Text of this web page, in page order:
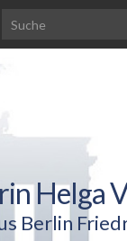
Helga
Berlin